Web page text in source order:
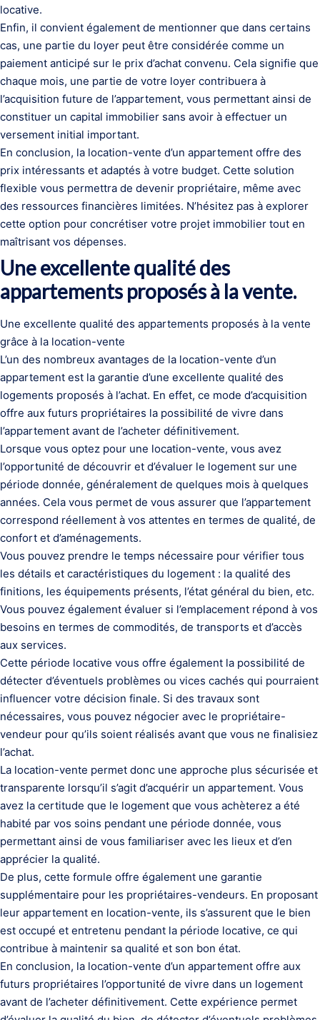
locative.
Enfin, il convient également de mentionner que dans certains
cas, une partie du loyer peut être considérée comme un
paiement anticipé sur le prix d’achat convenu. Cela signifie que
chaque mois, une partie de votre loyer contribuera à
l’acquisition future de l’appartement, vous permettant ainsi de
constituer un capital immobilier sans avoir à effectuer un
versement initial important.
En conclusion, la location-vente d’un appartement offre des
prix intéressants et adaptés à votre budget. Cette solution
flexible vous permettra de devenir propriétaire, même avec
des ressources financières limitées. N’hésitez pas à explorer
cette option pour concrétiser votre projet immobilier tout en
maîtrisant vos dépenses.
Une excellente qualité des
appartements proposés à la vente.
Une excellente qualité des appartements proposés à la vente
grâce à la location-vente
L’un des nombreux avantages de la location-vente d’un
appartement est la garantie d’une excellente qualité des
logements proposés à l’achat. En effet, ce mode d’acquisition
offre aux futurs propriétaires la possibilité de vivre dans
l’appartement avant de l’acheter définitivement.
Lorsque vous optez pour une location-vente, vous avez
l’opportunité de découvrir et d’évaluer le logement sur une
période donnée, généralement de quelques mois à quelques
années. Cela vous permet de vous assurer que l’appartement
correspond réellement à vos attentes en termes de qualité, de
confort et d’aménagements.
Vous pouvez prendre le temps nécessaire pour vérifier tous
les détails et caractéristiques du logement : la qualité des
finitions, les équipements présents, l’état général du bien, etc.
Vous pouvez également évaluer si l’emplacement répond à vos
besoins en termes de commodités, de transports et d’accès
aux services.
Cette période locative vous offre également la possibilité de
détecter d’éventuels problèmes ou vices cachés qui pourraient
influencer votre décision finale. Si des travaux sont
nécessaires, vous pouvez négocier avec le propriétaire-
vendeur pour qu’ils soient réalisés avant que vous ne finalisiez
l’achat.
La location-vente permet donc une approche plus sécurisée et
transparente lorsqu’il s’agit d’acquérir un appartement. Vous
avez la certitude que le logement que vous achèterez a été
habité par vos soins pendant une période donnée, vous
permettant ainsi de vous familiariser avec les lieux et d’en
apprécier la qualité.
De plus, cette formule offre également une garantie
supplémentaire pour les propriétaires-vendeurs. En proposant
leur appartement en location-vente, ils s’assurent que le bien
est occupé et entretenu pendant la période locative, ce qui
contribue à maintenir sa qualité et son bon état.
En conclusion, la location-vente d’un appartement offre aux
futurs propriétaires l’opportunité de vivre dans un logement
avant de l’acheter définitivement. Cette expérience permet